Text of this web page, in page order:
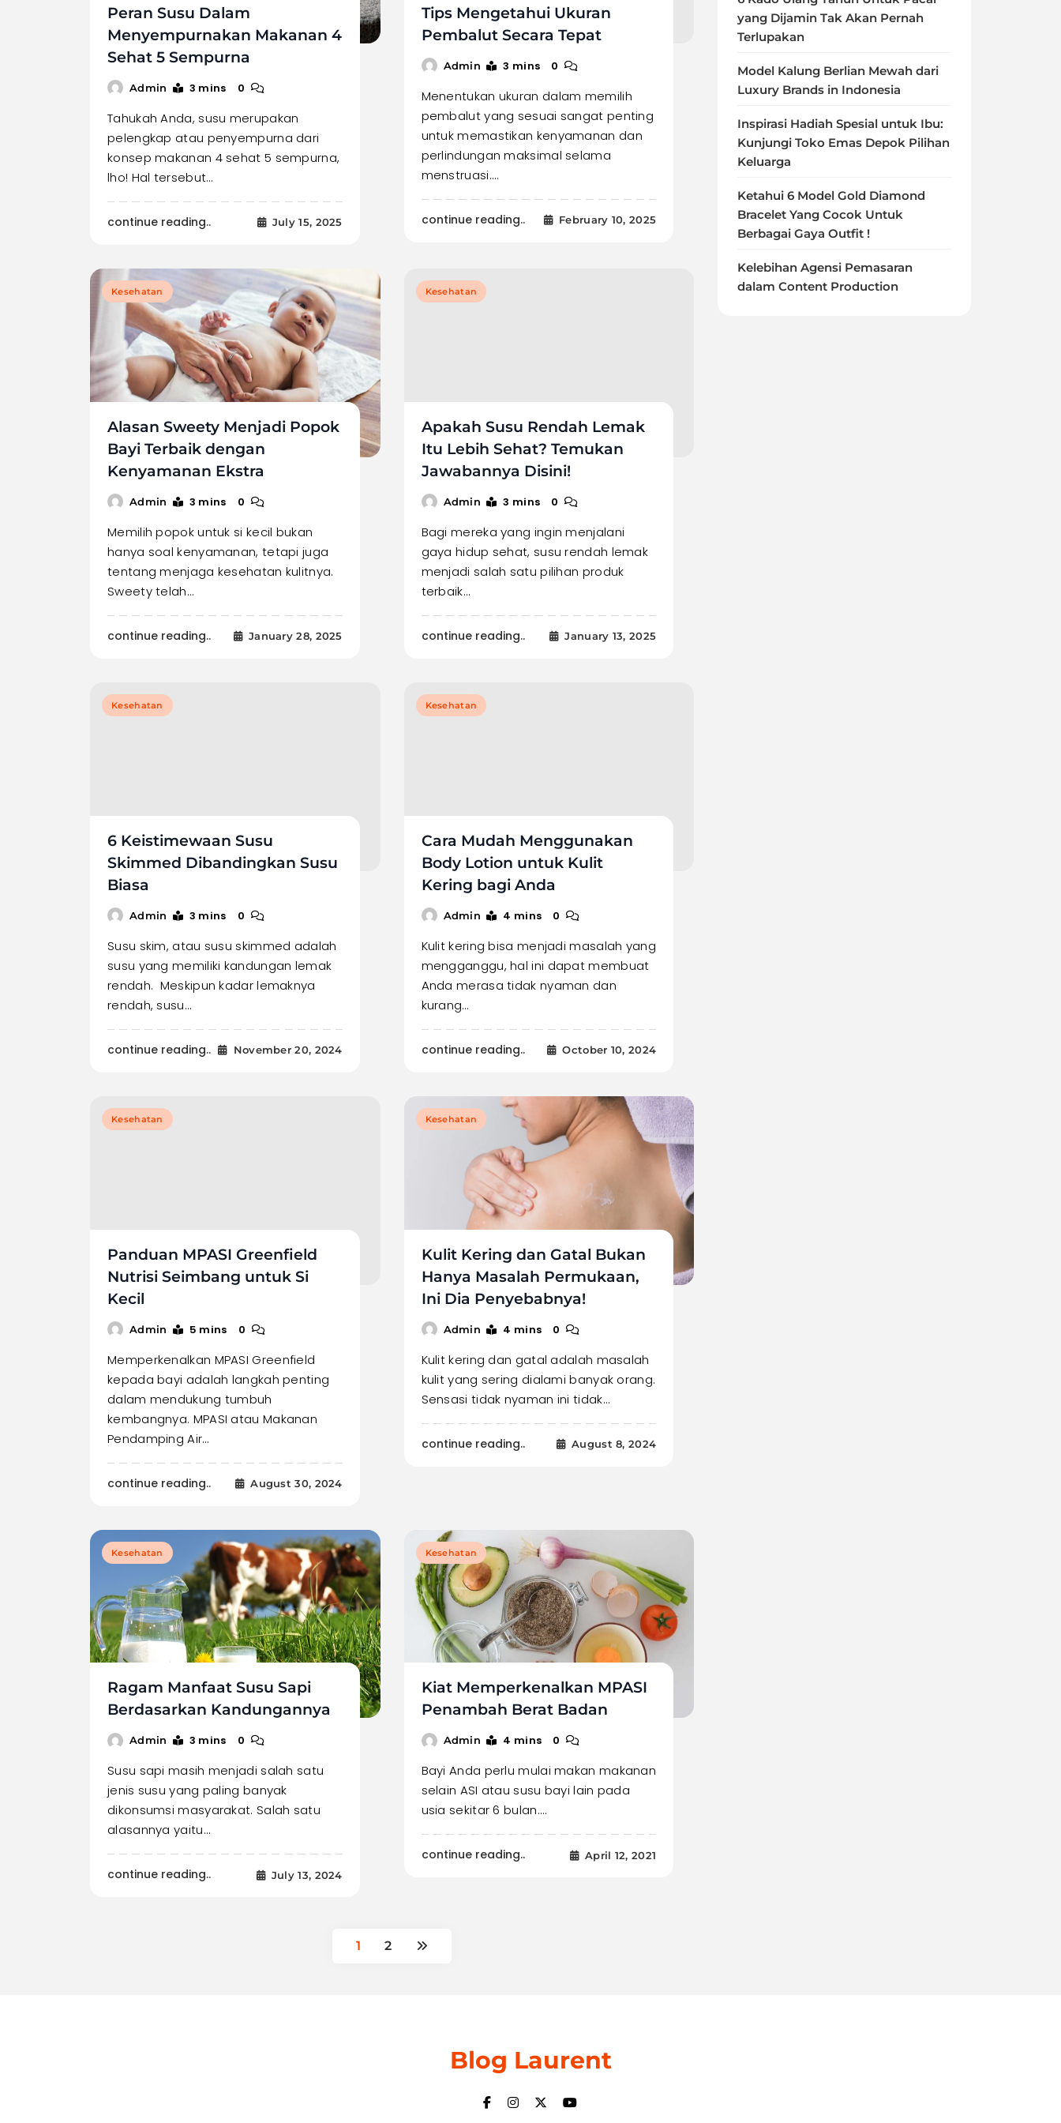
Peran Susu Dalam
Menyempurnakan Makanan 4
Sehat 5 Sempurna
Admin 3 mins 0
Tahukah Anda, susu merupakan
pelengkap atau penyempurna dari
konsep makanan 4 sehat 5 sempurna,
lho! Hal tersebut…
continue reading.. July 15, 2025
Tips Mengetahui Ukuran
Pembalut Secara Tepat
Admin 3 mins 0
Menentukan ukuran dalam memilih
pembalut yang sesuai sangat penting
untuk memastikan kenyamanan dan
perlindungan maksimal selama
menstruasi.…
continue reading.. February 10, 2025
Kesehatan
Alasan Sweety Menjadi Popok
Bayi Terbaik dengan
Kenyamanan Ekstra
Admin 3 mins 0
Memilih popok untuk si kecil bukan
hanya soal kenyamanan, tetapi juga
tentang menjaga kesehatan kulitnya.
Sweety telah…
continue reading.. January 28, 2025
Kesehatan
Apakah Susu Rendah Lemak
Itu Lebih Sehat? Temukan
Jawabannya Disini!
Admin 3 mins 0
Bagi mereka yang ingin menjalani
gaya hidup sehat, susu rendah lemak
menjadi salah satu pilihan produk
terbaik…
continue reading.. January 13, 2025
Kesehatan
6 Keistimewaan Susu
Skimmed Dibandingkan Susu
Biasa
Admin 3 mins 0
Susu skim, atau susu skimmed adalah
susu yang memiliki kandungan lemak
rendah. Meskipun kadar lemaknya
rendah, susu…
continue reading.. November 20, 2024
Kesehatan
Cara Mudah Menggunakan
Body Lotion untuk Kulit
Kering bagi Anda
Admin 4 mins 0
Kulit kering bisa menjadi masalah yang
mengganggu, hal ini dapat membuat
Anda merasa tidak nyaman dan
kurang…
continue reading.. October 10, 2024
Kesehatan
Panduan MPASI Greenfield
Nutrisi Seimbang untuk Si
Kecil
Admin 5 mins 0
Memperkenalkan MPASI Greenfield
kepada bayi adalah langkah penting
dalam mendukung tumbuh
kembangnya. MPASI atau Makanan
Pendamping Air…
continue reading.. August 30, 2024
Kesehatan
Kulit Kering dan Gatal Bukan
Hanya Masalah Permukaan,
Ini Dia Penyebabnya!
Admin 4 mins 0
Kulit kering dan gatal adalah masalah
kulit yang sering dialami banyak orang.
Sensasi tidak nyaman ini tidak…
continue reading.. August 8, 2024
Kesehatan
Ragam Manfaat Susu Sapi
Berdasarkan Kandungannya
Admin 3 mins 0
Susu sapi masih menjadi salah satu
jenis susu yang paling banyak
dikonsumsi masyarakat. Salah satu
alasannya yaitu…
continue reading.. July 13, 2024
Kesehatan
Kiat Memperkenalkan MPASI
Penambah Berat Badan
Admin 4 mins 0
Bayi Anda perlu mulai makan makanan
selain ASI atau susu bayi lain pada
usia sekitar 6 bulan.…
continue reading.. April 12, 2021
1 2
yang Dijamin Tak Akan Pernah
Terlupakan
Model Kalung Berlian Mewah dari
Luxury Brands in Indonesia
Inspirasi Hadiah Spesial untuk Ibu:
Kunjungi Toko Emas Depok Pilihan
Keluarga
Ketahui 6 Model Gold Diamond
Bracelet Yang Cocok Untuk
Berbagai Gaya Outfit !
Kelebihan Agensi Pemasaran
dalam Content Production
Blog Laurent